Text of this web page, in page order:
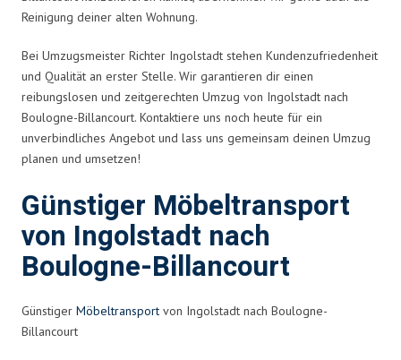
Reinigung deiner alten Wohnung.
Bei Umzugsmeister Richter Ingolstadt stehen Kundenzufriedenheit
und Qualität an erster Stelle. Wir garantieren dir einen
reibungslosen und zeitgerechten Umzug von Ingolstadt nach
Boulogne-Billancourt. Kontaktiere uns noch heute für ein
unverbindliches Angebot und lass uns gemeinsam deinen Umzug
planen und umsetzen!
Günstiger Möbeltransport
von Ingolstadt nach
Boulogne-Billancourt
Günstiger Möbeltransport von Ingolstadt nach Boulogne-
Billancourt